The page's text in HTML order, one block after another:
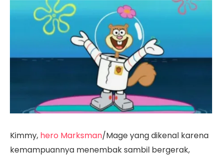
Kimmy, hero Marksman/Mage yang dikenal karena
kemampuannya menembak sambil bergerak,